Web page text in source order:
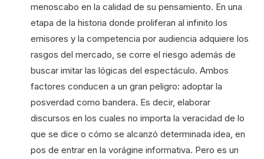
menoscabo en la calidad de su pensamiento. En una
etapa de la historia donde proliferan al infinito los
emisores y la competencia por audiencia adquiere los
rasgos del mercado, se corre el riesgo además de
buscar imitar las lógicas del espectáculo. Ambos
factores conducen a un gran peligro: adoptar la
posverdad como bandera. Es decir, elaborar
discursos en los cuales no importa la veracidad de lo
que se dice o cómo se alcanzó determinada idea, en
pos de entrar en la vorágine informativa. Pero es un